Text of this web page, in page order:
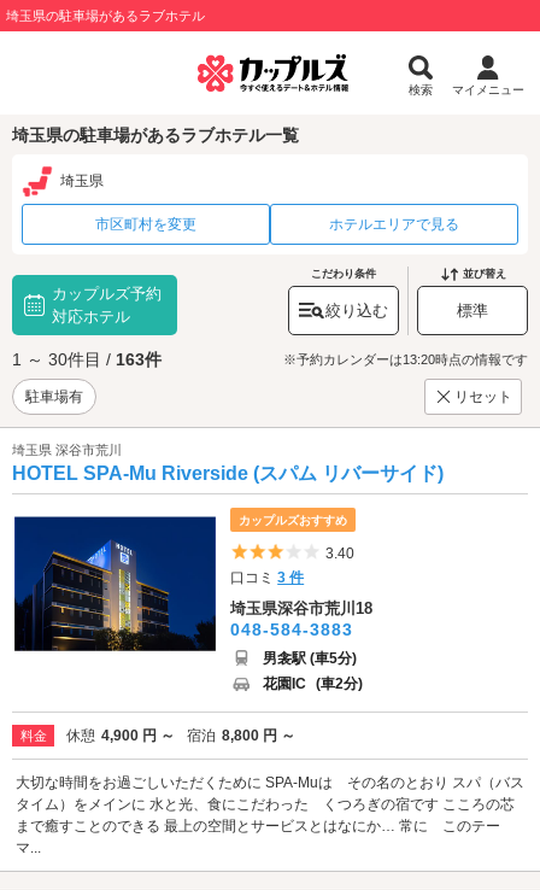
埼玉県の駐車場があるラブホテル
検索 マイメニュー
埼玉県の駐車場があるラブホテル一覧
埼玉県
市区町村を変更 ホテルエリアで見る
カップルズ予約
対応ホテル
こだわり条件
絞り込む
並び替え
標準
1 ～ 30件目 / 163件 ※予約カレンダーは13:20時点の情報です
駐車場有 リセット
埼玉県 深谷市荒川
HOTEL SPA-Mu Riverside (スパム リバーサイド)
カップルズおすすめ
5つ星のうち3
3.40
口コミ3 件
埼玉県深谷市荒川18
048-584-3883
男衾駅 (車5分)
花園IC (車2分)
料金 休憩 4,900 円 ～ 宿泊 8,800 円 ～
大切な時間をお過ごしいただくために SPA-Muは その名のとおり スパ（バス
タイム）をメインに 水と光、食にこだわった くつろぎの宿です こころの芯
まで癒すことのできる 最上の空間とサービスとはなにか… 常に このテー
マ...